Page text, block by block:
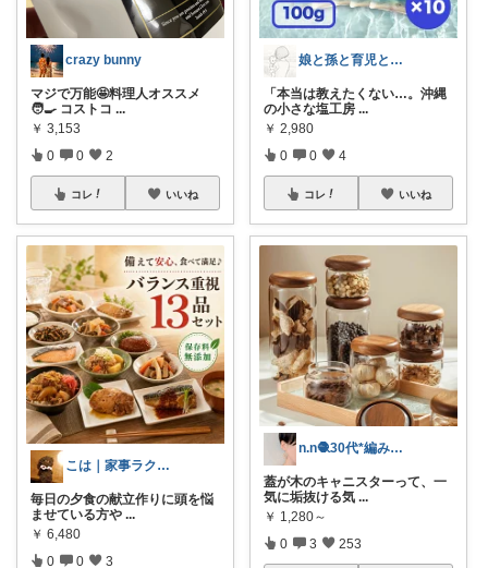
crazy bunny
マジで万能🤩料理人オススメ
🧑‍🍳 コストコ ...
￥ 3,153
0 0 2
コレ いいね
こは｜家事ラクと暮らしの趣味↗️楽天市場
毎日の夕食の献立作りに頭を悩
ませている方や ...
￥ 6,480
0 0 3
娘と孫と育児と暮らし
「本当は教えたくない…。沖縄
の小さな塩工房 ...
￥ 2,980
0 0 4
コレ いいね
n.n🧶30代*編み物と暮らし
蓋が木のキャニスターって、一
気に垢抜ける気 ...
￥ 1,280～
0 3 253